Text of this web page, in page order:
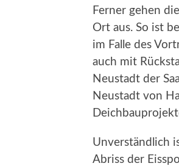
Ferner gehen
Ort aus. So ist
im Falle des
auch mit
Neustadt der
Neustadt von
Unverständlich
Abriss der